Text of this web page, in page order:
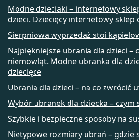
Modne dzieciaki – internetowy
dzieci. Dziecięcy internetowy sklep
Sierpniowa wyprzedaż stoi
Najpiękniejsze ubrania dla dzieci –
niemowląt. Modne ubranka dla
dziecięce
Ubrania dla dzieci – na co zwrócić
Wybór ubranek dla dziecka – czym
Szybkie i bezpieczne sposoby na
Nietypowe rozmiary ubrań – gdzie